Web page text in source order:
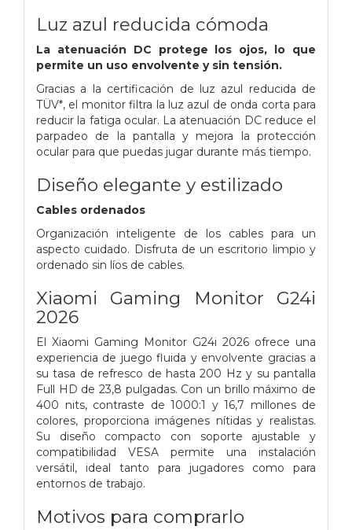
Luz azul reducida cómoda
La atenuación DC protege los ojos, lo que
permite un uso envolvente y sin tensión.
Gracias a la certificación de luz azul reducida de
TÜV*, el monitor filtra la luz azul de onda corta para
reducir la fatiga ocular. La atenuación DC reduce el
parpadeo de la pantalla y mejora la protección
ocular para que puedas jugar durante más tiempo.
Diseño elegante y estilizado
Cables ordenados
Organización inteligente de los cables para un
aspecto cuidado. Disfruta de un escritorio limpio y
ordenado sin líos de cables.
Xiaomi Gaming Monitor G24i
2026
El Xiaomi Gaming Monitor G24i 2026 ofrece una
experiencia de juego fluida y envolvente gracias a
su tasa de refresco de hasta 200 Hz y su pantalla
Full HD de 23,8 pulgadas. Con un brillo máximo de
400 nits, contraste de 1000:1 y 16,7 millones de
colores, proporciona imágenes nítidas y realistas.
Su diseño compacto con soporte ajustable y
compatibilidad VESA permite una instalación
versátil, ideal tanto para jugadores como para
entornos de trabajo.
Motivos para comprarlo